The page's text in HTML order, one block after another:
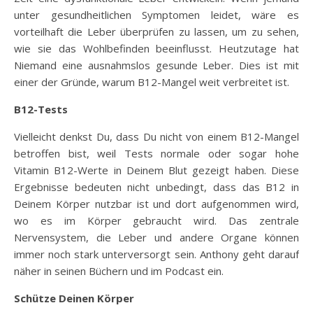
unter gesundheitlichen Symptomen leidet, wäre es
vorteilhaft die Leber überprüfen zu lassen, um zu sehen,
wie sie das Wohlbefinden beeinflusst. Heutzutage hat
Niemand eine ausnahmslos gesunde Leber. Dies ist mit
einer der Gründe, warum B12-Mangel weit verbreitet ist.
B12-Tests
Vielleicht denkst Du, dass Du nicht von einem B12-Mangel
betroffen bist, weil Tests normale oder sogar hohe
Vitamin B12-Werte in Deinem Blut gezeigt haben. Diese
Ergebnisse bedeuten nicht unbedingt, dass das B12 in
Deinem Körper nutzbar ist und dort aufgenommen wird,
wo es im Körper gebraucht wird. Das zentrale
Nervensystem, die Leber und andere Organe können
immer noch stark unterversorgt sein. Anthony geht darauf
näher in seinen Büchern und im Podcast ein.
Schütze Deinen Körper